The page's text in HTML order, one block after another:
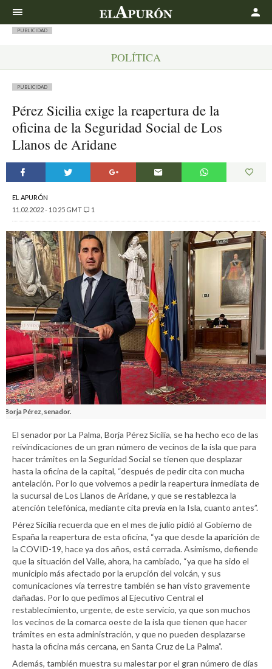
PUBLICIDAD
POLÍTICA
PUBLICIDAD
Pérez Sicilia exige la reapertura de la
oficina de la Seguridad Social de Los
Llanos de Aridane
EL APURÓN
11.02.2022 - 10:25 GMT
1
Borja Pérez, senador.
El senador por La Palma, Borja Pérez Sicilia, se ha hecho eco de las
reivindicaciones de un gran número de vecinos de la isla que para
hacer trámites en la Seguridad Social se tienen que desplazar
hasta la oficina de la capital, “después de pedir cita con mucha
antelación. Por lo que volvemos a pedir la reapertura inmediata de
la sucursal de Los Llanos de Aridane, y que se restablezca la
atención telefónica, mediante cita previa en la Isla, cuanto antes”.
Pérez Sicilia recuerda que en el mes de julio pidió al Gobierno de
España la reapertura de esta oficina, “ya que desde la aparición de
la COVID-19, hace ya dos años, está cerrada. Asimismo, defiende
que la situación del Valle, ahora, ha cambiado, “ya que ha sido el
municipio más afectado por la erupción del volcán, y sus
comunicaciones vía terrestre también se han visto gravemente
dañadas. Por lo que pedimos al Ejecutivo Central el
restablecimiento, urgente, de este servicio, ya que son muchos
los vecinos de la comarca oeste de la isla que tienen que hacer
trámites en esta administración, y que no pueden desplazarse
hasta la oficina más cercana, en Santa Cruz de La Palma”.
Además, también muestra su malestar por el gran número de días